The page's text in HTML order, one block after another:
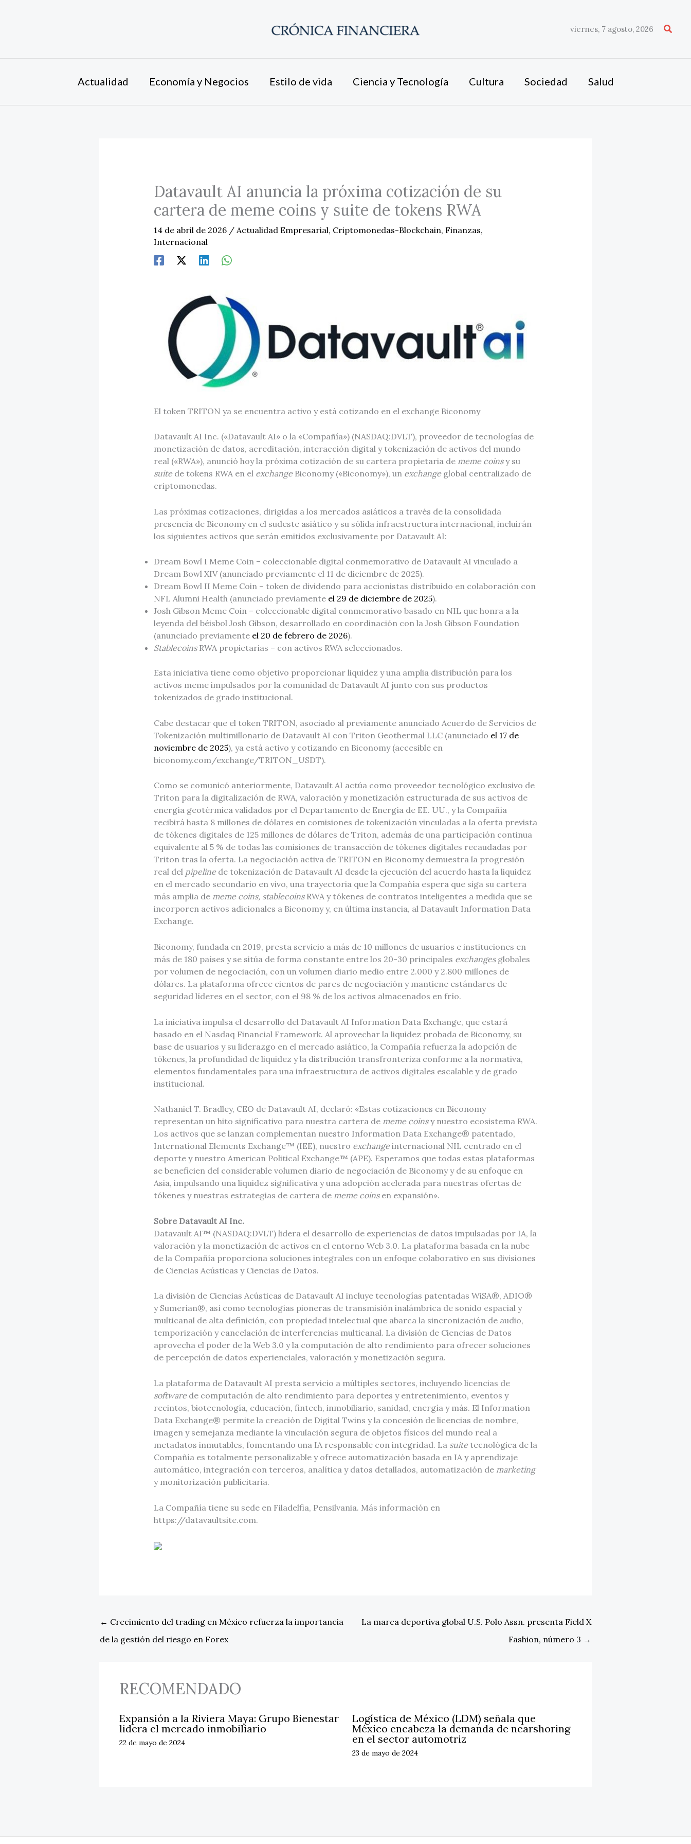
viernes, 7 agosto, 2026
Actualidad Economía y Negocios Estilo de vida Ciencia y Tecnología Cultura Sociedad Salud
Datavault AI anuncia la próxima cotización de su
cartera de meme coins y suite de tokens RWA
14 de abril de 2026 / Actualidad Empresarial, Criptomonedas-Blockchain, Finanzas,
Internacional
El token TRITON ya se encuentra activo y está cotizando en el exchange Biconomy
Datavault AI Inc. («Datavault AI» o la «Compañía») (NASDAQ:DVLT), proveedor de tecnologías de
monetización de datos, acreditación, interacción digital y tokenización de activos del mundo
real («RWA»), anunció hoy la próxima cotización de su cartera propietaria de meme coinsy su
suitede tokens RWA en el exchangeBiconomy («Biconomy»), unexchangeglobal centralizado de
criptomonedas.
Las próximas cotizaciones, dirigidas a los mercados asiáticos a través de la consolidada
presencia de Biconomy en el sudeste asiático y su sólida infraestructura internacional, incluirán
los siguientes activos que serán emitidos exclusivamente por Datavault AI:
Dream Bowl I Meme Coin – coleccionable digital conmemorativo de Datavault AI vinculado a
Dream Bowl XIV (anunciado previamente el 11 de diciembre de 2025).
Dream Bowl II Meme Coin – token de dividendo para accionistas distribuido en colaboración con
NFL Alumni Health (anunciado previamente el 29 de diciembre de 2025).
Josh Gibson Meme Coin – coleccionable digital conmemorativo basado en NIL que honra a la
leyenda del béisbol Josh Gibson, desarrollado en coordinación con la Josh Gibson Foundation
(anunciado previamente el 20 de febrero de 2026).
StablecoinsRWA propietarias – con activos RWA seleccionados.
Esta iniciativa tiene como objetivo proporcionar liquidez y una amplia distribución para los
activos meme impulsados por la comunidad de Datavault AI junto con sus productos
tokenizados de grado institucional.
Cabe destacar que el token TRITON, asociado al previamente anunciado Acuerdo de Servicios de
Tokenización multimillonario de Datavault AI con Triton Geothermal LLC (anunciado el 17 de
noviembre de 2025), ya está activo y cotizando en Biconomy (accesible en
biconomy.com/exchange/TRITON_USDT).
Como se comunicó anteriormente, Datavault AI actúa como proveedor tecnológico exclusivo de
Triton para la digitalización de RWA, valoración y monetización estructurada de sus activos de
energía geotérmica validados por el Departamento de Energía de EE. UU., y la Compañía
recibirá hasta 8 millones de dólares en comisiones de tokenización vinculadas a la oferta prevista
de tókenes digitales de 125 millones de dólares de Triton, además de una participación continua
equivalente al 5 % de todas las comisiones de transacción de tókenes digitales recaudadas por
Triton tras la oferta. La negociación activa de TRITON en Biconomy demuestra la progresión
real del pipelinede tokenización de Datavault AI desde la ejecución del acuerdo hasta la liquidez
en el mercado secundario en vivo, una trayectoria que la Compañía espera que siga su cartera
más amplia de meme coins, stablecoins RWA y tókenes de contratos inteligentes a medida que se
incorporen activos adicionales a Biconomy y, en última instancia, al Datavault Information Data
Exchange.
Biconomy, fundada en 2019, presta servicio a más de 10 millones de usuarios e instituciones en
más de 180 países y se sitúa de forma constante entre los 20-30 principales exchanges globales
por volumen de negociación, con un volumen diario medio entre 2.000 y 2.800 millones de
dólares. La plataforma ofrece cientos de pares de negociación y mantiene estándares de
seguridad líderes en el sector, con el 98 % de los activos almacenados en frío.
La iniciativa impulsa el desarrollo del Datavault AI Information Data Exchange, que estará
basado en el Nasdaq Financial Framework. Al aprovechar la liquidez probada de Biconomy, su
base de usuarios y su liderazgo en el mercado asiático, la Compañía refuerza la adopción de
tókenes, la profundidad de liquidez y la distribución transfronteriza conforme a la normativa,
elementos fundamentales para una infraestructura de activos digitales escalable y de grado
institucional.
Nathaniel T. Bradley, CEO de Datavault AI, declaró: «Estas cotizaciones en Biconomy
representan un hito significativo para nuestra cartera de meme coinsy nuestro ecosistema RWA.
Los activos que se lanzan complementan nuestro Information Data Exchange® patentado,
International Elements Exchange™ (IEE), nuestro exchangeinternacional NIL centrado en el
deporte y nuestro American Political Exchange™ (APE). Esperamos que todas estas plataformas
se beneficien del considerable volumen diario de negociación de Biconomy y de su enfoque en
Asia, impulsando una liquidez significativa y una adopción acelerada para nuestras ofertas de
tókenes y nuestras estrategias de cartera de meme coinsen expansión».
Sobre Datavault AI Inc.
Datavault AI™ (NASDAQ:DVLT) lidera el desarrollo de experiencias de datos impulsadas por IA, la
valoración y la monetización de activos en el entorno Web 3.0. La plataforma basada en la nube
de la Compañía proporciona soluciones integrales con un enfoque colaborativo en sus divisiones
de Ciencias Acústicas y Ciencias de Datos.
La división de Ciencias Acústicas de Datavault AI incluye tecnologías patentadas WiSA®, ADIO®
y Sumerian®, así como tecnologías pioneras de transmisión inalámbrica de sonido espacial y
multicanal de alta definición, con propiedad intelectual que abarca la sincronización de audio,
temporización y cancelación de interferencias multicanal. La división de Ciencias de Datos
aprovecha el poder de la Web 3.0 y la computación de alto rendimiento para ofrecer soluciones
de percepción de datos experienciales, valoración y monetización segura.
La plataforma de Datavault AI presta servicio a múltiples sectores, incluyendo licencias de
softwarede computación de alto rendimiento para deportes y entretenimiento, eventos y
recintos, biotecnología, educación, fintech, inmobiliario, sanidad, energía y más. El Information
Data Exchange® permite la creación de Digital Twins y la concesión de licencias de nombre,
imagen y semejanza mediante la vinculación segura de objetos físicos del mundo real a
metadatos inmutables, fomentando una IA responsable con integridad. Lasuitetecnológica de la
Compañía es totalmente personalizable y ofrece automatización basada en IA y aprendizaje
automático, integración con terceros, analítica y datos detallados, automatización de marketing
y monitorización publicitaria.
La Compañía tiene su sede en Filadelfia, Pensilvania. Más información en
https://datavaultsite.com.
← Crecimiento del trading en México refuerza la importancia
de la gestión del riesgo en Forex
La marca deportiva global U.S. Polo Assn. presenta Field X
Fashion, número 3 →
RECOMENDADO
Expansión a la Riviera Maya: Grupo Bienestar
lidera el mercado inmobiliario
22 de mayo de 2024
Logística de México (LDM) señala que
México encabeza la demanda de nearshoring
en el sector automotriz
23 de mayo de 2024